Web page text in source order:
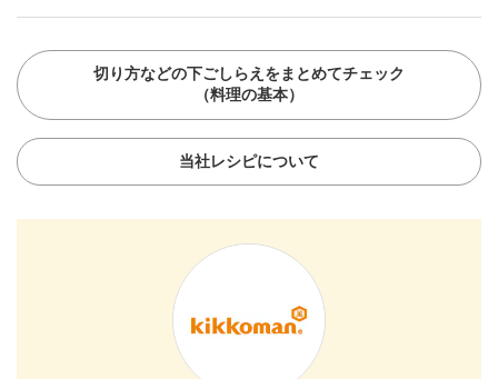
切り方などの下ごしらえをまとめてチェック
（料理の基本）
当社レシピについて